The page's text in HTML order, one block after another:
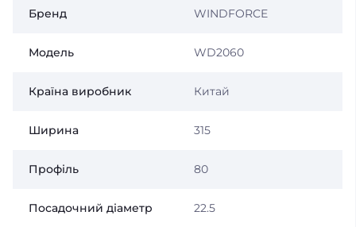
Бренд WINDFORCE
Модель WD2060
Країна виробник Китай
Ширина 315
Профіль 80
Посадочний діаметр 22.5